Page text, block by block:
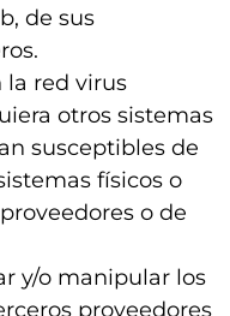
de sus
red virus
otros sistemas
susceptibles de
físicos o
o de
y/o manipular los
proveedores